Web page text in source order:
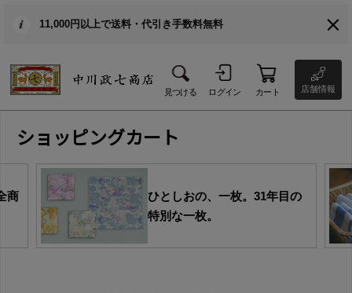
11,000円以上で送料・代引き手数料無料
見つける ログイン カート 店舗情報
ショッピングカート
商
ひとしおの、一枚。31年目の
特別な一枚。